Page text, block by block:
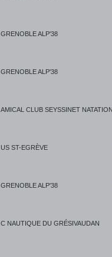
GRENOBLE ALP'38
GRENOBLE ALP'38
AMICAL CLUB SEYSSINET NATATION
US ST-EGRÈVE
GRENOBLE ALP'38
C NAUTIQUE DU GRÉSIVAUDAN